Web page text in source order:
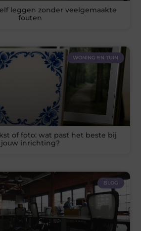
leggen zonder veelgemaakte
fouten
WONING EN TUIN
of foto: wat past het beste bij
jouw inrichting?
BLOG